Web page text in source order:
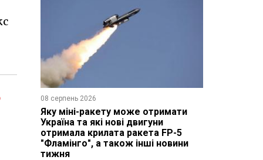
08 серпень 2026
Яку міні-ракету може отримати
Україна та які нові двигуни
отримала крилата ракета FP-5
"Фламінго", а також інші новини
тижня